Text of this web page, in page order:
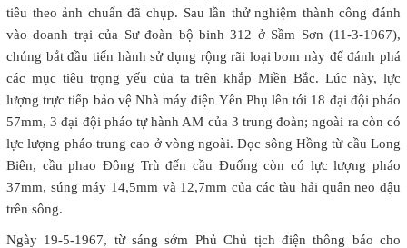
tiêu theo ảnh chuẩn đã chụp. Sau lần thử nghiệm thành công đánh
vào doanh trại của Sư đoàn bộ binh 312 ở Sầm Sơn (11-3-1967),
chúng bắt đầu tiến hành sử dụng rộng rãi loại bom này để đánh phá
các mục tiêu trọng yếu của ta trên khắp Miền Bắc. Lúc này, lực
lượng trực tiếp bảo vệ Nhà máy điện Yên Phụ lên tới 18 đại đội pháo
57mm, 3 đại đội pháo tự hành AM của 3 trung đoàn; ngoài ra còn có
lực lượng pháo trung cao ở vòng ngoài. Dọc sông Hồng từ cầu Long
Biên, cầu phao Đông Trù đến cầu Đuống còn có lực lượng pháo
37mm, súng máy 14,5mm và 12,7mm của các tàu hải quân neo đậu
trên sông.
Ngày 19-5-1967, từ sáng sớm Phủ Chủ tịch điện thông báo cho